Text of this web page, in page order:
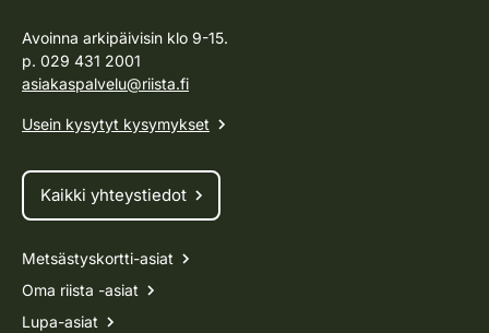
Avoinna arkipäivisin klo 9-15.
p. 029 431 2001
asiakaspalvelu@riista.fi
Usein kysytyt kysymykset
Kaikki yhteystiedot
Metsästyskortti-asiat
Oma riista -asiat
Lupa-asiat